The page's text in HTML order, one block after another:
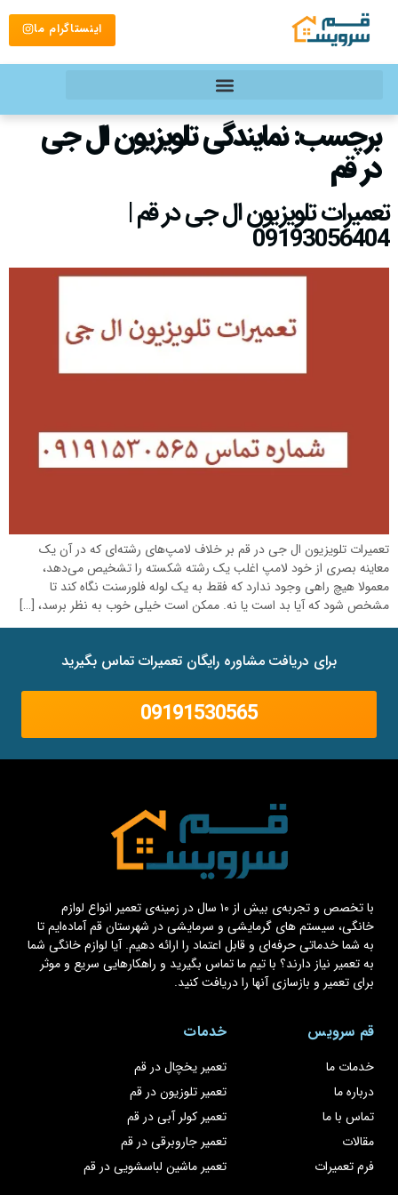
اینستاگرام ما
برچسب:نمایندگی تلویزیون ال جی
در قم
تعمیرات تلویزیون ال جی در قم |
09193056404
تعمیرات تلویزیون ال جی در قم بر خلاف لامپ‌های رشته‌ای که در آن یک
معاینه بصری از خود لامپ اغلب یک رشته شکسته را تشخیص می‌دهد،
معمولا هیچ راهی وجود ندارد که فقط به یک لوله فلورسنت نگاه کند تا
مشخص شود که آیا بد است یا نه. ممکن است خیلی خوب به نظر برسد، […]
برای دریافت مشاوره رایگان تعمیرات تماس بگیرید
09191530565
با تخصص و تجربه‌ی بیش از ۱۰ سال در زمینه‌ی تعمیر انواع لوازم
خانگی، سیستم های گرمایشی و سرمایشی در شهرستان قم آماده‌ایم تا
به شما خدماتی حرفه‌ای و قابل اعتماد را ارائه دهیم. آیا لوازم خانگی شما
به تعمیر نیاز دارند؟ با تیم ما تماس بگیرید و راهکارهایی سریع و موثر
برای تعمیر و بازسازی آنها را دریافت کنید.
قم سرویس
خدمات ما
درباره ما
تماس با ما
مقالات
فرم تعمیرات
خدمات
تعمیر یخچال در قم
تعمیر تلوزیون در قم
تعمیر کولر آبی در قم
تعمیر جاروبرقی در قم
تعمیر ماشین لباسشویی در قم